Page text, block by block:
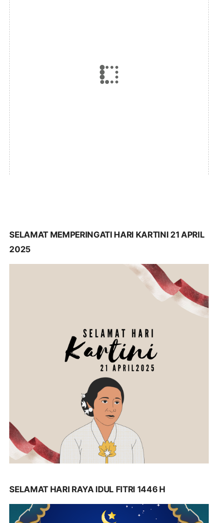
SELAMAT MEMPERINGATI HARI KARTINI 21 APRIL
2025
SELAMAT HARI RAYA IDUL FITRI 1446 H